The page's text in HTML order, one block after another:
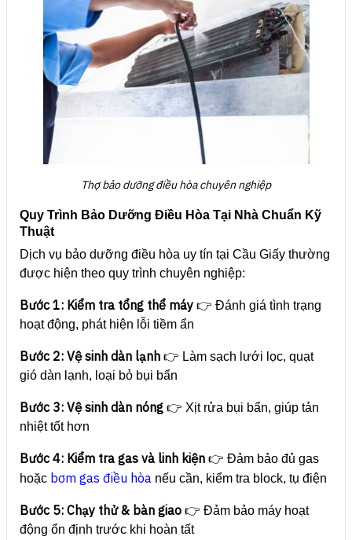
Thợ bảo dưỡng điều hòa chuyên nghiệp
Quy Trình Bảo Dưỡng Điều Hòa Tại Nhà Chuẩn Kỹ
Thuật
Dịch vụ bảo dưỡng điều hòa uy tín tại Cầu Giấy thường
được hiện theo quy trình chuyên nghiệp:
Bước 1: Kiểm tra tổng thể máy 👉 Đánh giá tình trạng
hoạt động, phát hiện lỗi tiềm ẩn
Bước 2: Vệ sinh dàn lạnh 👉 Làm sạch lưới lọc, quạt
gió dàn lạnh, loại bỏ bụi bẩn
Bước 3: Vệ sinh dàn nóng 👉 Xịt rửa bụi bẩn, giúp tản
nhiệt tốt hơn
Bước 4: Kiểm tra gas và linh kiện 👉 Đảm bảo đủ gas
hoặc bơm gas điều hòa nếu cần, kiểm tra block, tụ điện
Bước 5: Chạy thử & bàn giao 👉 Đảm bảo máy hoạt
động ổn định trước khi hoàn tất